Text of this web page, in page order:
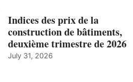
Indices des prix de la
construction de bâtiments,
deuxième trimestre de 2026
July 31, 2026